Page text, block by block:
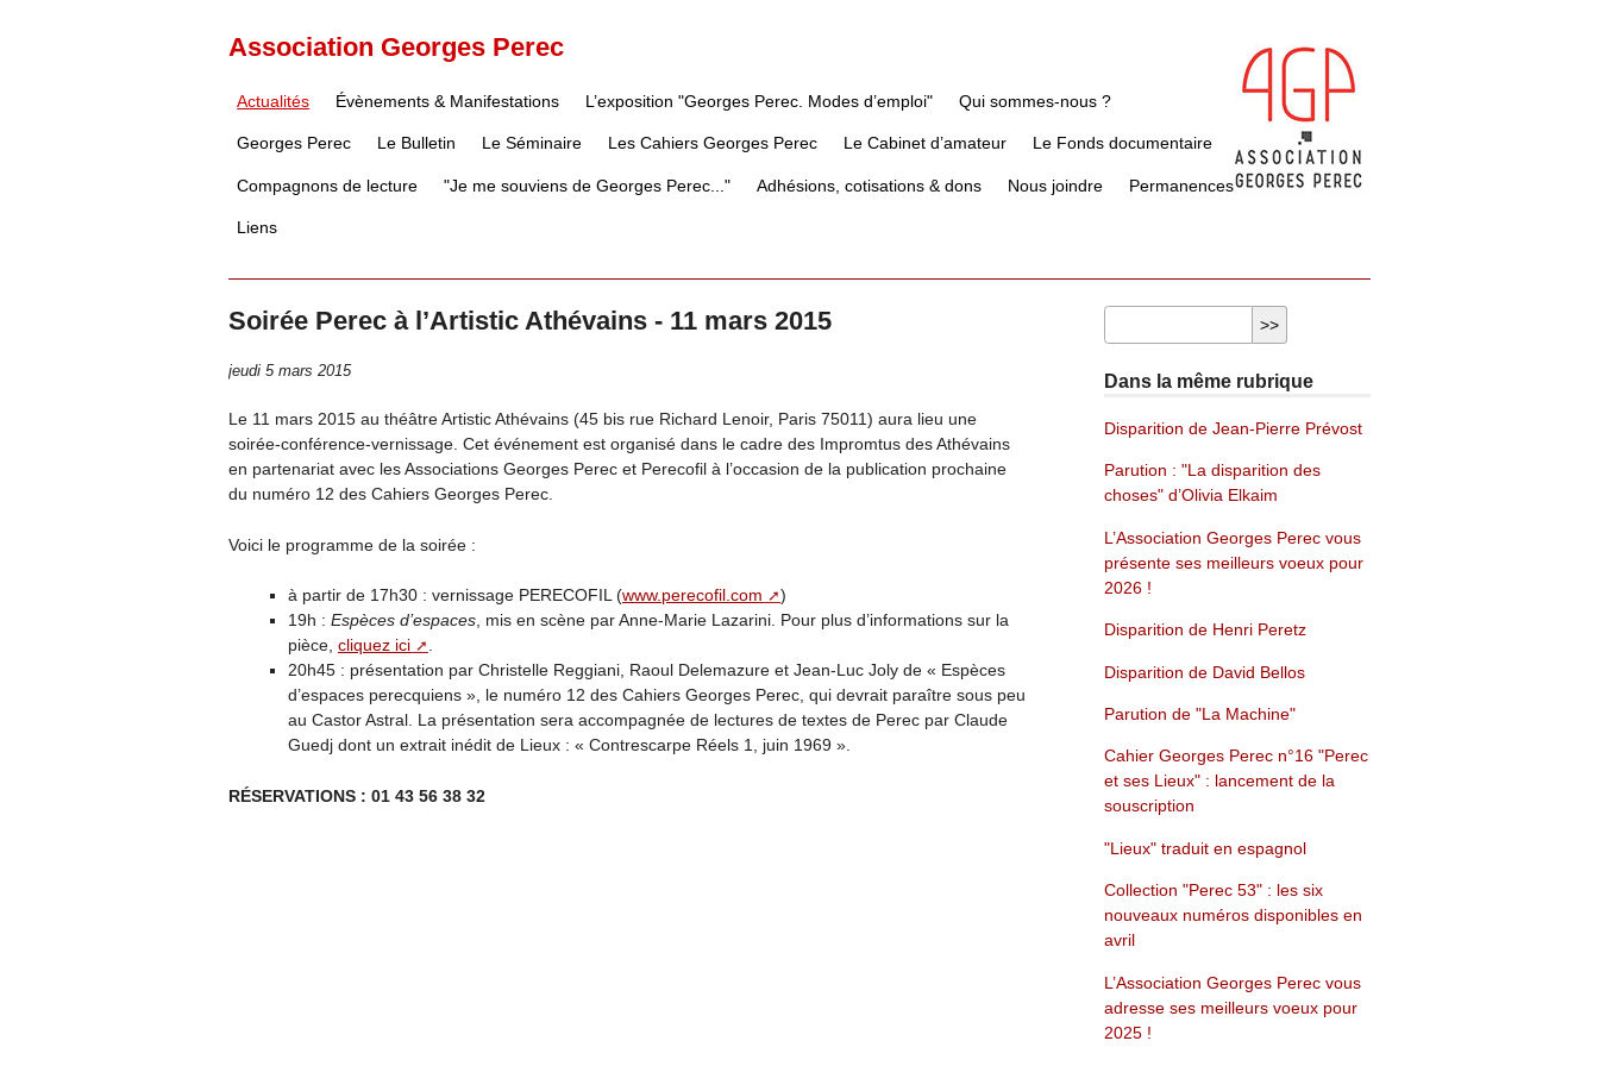
Association Georges Perec
Actualités Évènements & Manifestations L’exposition "Georges Perec. Modes d’emploi" Qui sommes-nous ?
Georges Perec Le Bulletin Le Séminaire Les Cahiers Georges Perec Le Cabinet d’amateur Le Fonds documentaire
Compagnons de lecture "Je me souviens de Georges Perec..." Adhésions, cotisations & dons Nous joindre Permanences
Liens
Soirée Perec à l’Artistic Athévains - 11 mars 2015
jeudi 5 mars 2015
Le 11 mars 2015 au théâtre Artistic Athévains (45 bis rue Richard Lenoir, Paris 75011) aura lieu une
soirée-conférence-vernissage. Cet événement est organisé dans le cadre des Impromtus des Athévains
en partenariat avec les Associations Georges Perec et Perecofil à l’occasion de la publication prochaine
du numéro 12 des Cahiers Georges Perec.
Voici le programme de la soirée :
à partir de 17h30 : vernissage PERECOFIL (www.perecofil.com
)
19h : Espèces d’espaces, mis en scène par Anne-Marie Lazarini. Pour plus d’informations sur la
pièce, cliquez ici
.
20h45 : présentation par Christelle Reggiani, Raoul Delemazure et Jean-Luc Joly de « Espèces
d’espaces perecquiens », le numéro 12 des Cahiers Georges Perec, qui devrait paraître sous peu
au Castor Astral. La présentation sera accompagnée de lectures de textes de Perec par Claude
Guedj dont un extrait inédit de Lieux : « Contrescarpe Réels 1, juin 1969 ».
RÉSERVATIONS : 01 43 56 38 32
Dans la même rubrique
Disparition de Jean-Pierre Prévost
Parution : "La disparition des
choses" d’Olivia Elkaim
L’Association Georges Perec vous
présente ses meilleurs voeux pour
2026 !
Disparition de Henri Peretz
Disparition de David Bellos
Parution de "La Machine"
Cahier Georges Perec n°16 "Perec
et ses Lieux" : lancement de la
souscription
"Lieux" traduit en espagnol
Collection "Perec 53" : les six
nouveaux numéros disponibles en
avril
L’Association Georges Perec vous
adresse ses meilleurs voeux pour
2025 !